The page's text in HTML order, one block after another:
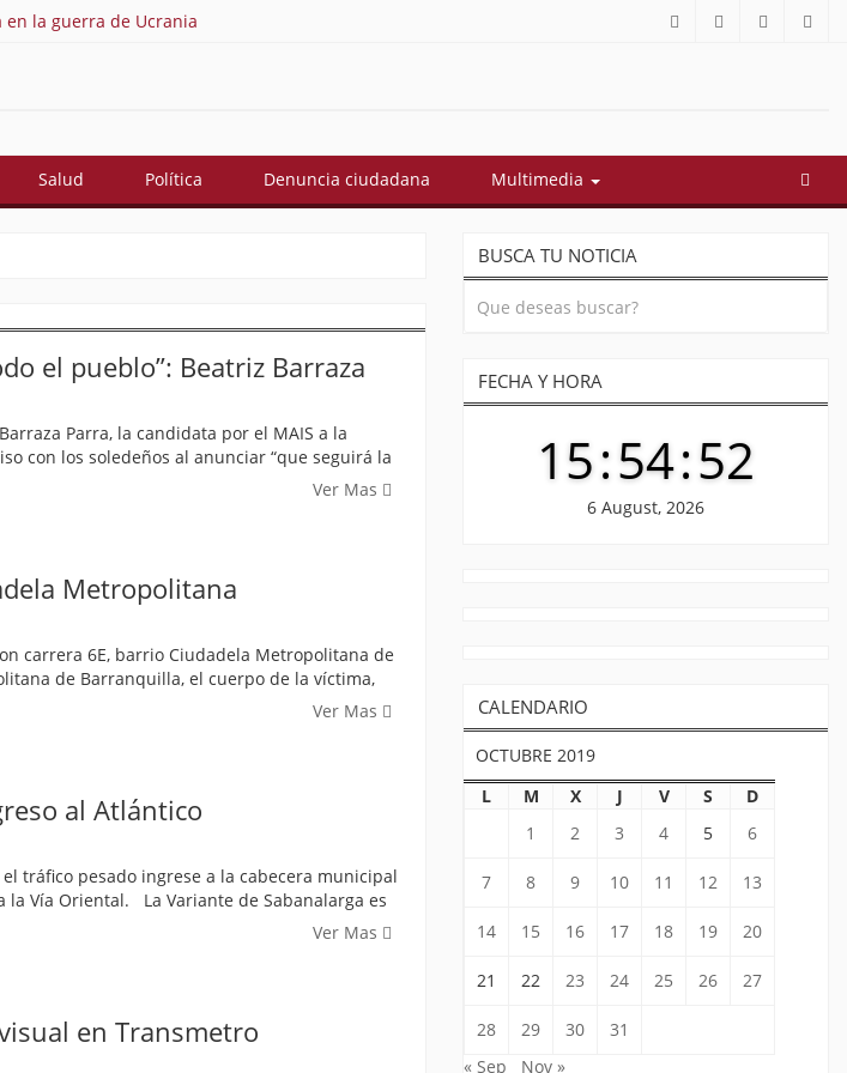
la guerra de Ucrania Así quedó conformado el gabinete de Abelardo De La Espriella:
Salud Política Denuncia ciudadana Multimedia
el pueblo”: Beatriz Barraza
Parra, la candidata por el MAIS a la
con los soledeños al anunciar “que seguirá la
Ver Mas
Metropolitana
carrera 6E, barrio Ciudadela Metropolitana de
de Barranquilla, el cuerpo de la víctima,
Ver Mas
al Atlántico
tráfico pesado ingrese a la cabecera municipal
Vía Oriental. La Variante de Sabanalarga es
Ver Mas
en Transmetro
BUSCA TU NOTICIA
FECHA Y HORA
15:54:52
6 August, 2026
CALENDARIO
OCTUBRE 2019
L
M X J V S
D
1
2 3 4 5 6
7 8 9 10 11 12 13
14 15 16 17 18 19 20
21 22 23 24 25 26 27
28 29 30
31
« Sep
Nov »